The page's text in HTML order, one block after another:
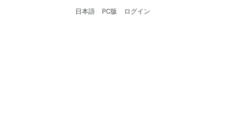
日本語 PC版 ログイン